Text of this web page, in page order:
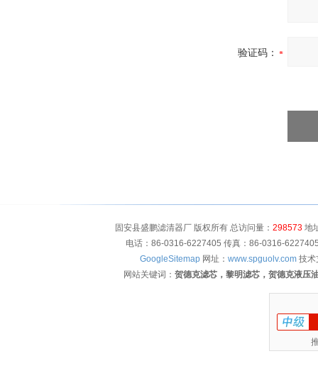
验证码：
固安县盛鹏滤清器厂 版权所有 总访问量： 298573地
电话：86-0316-6227405 传真：86-0316-
GoogleSitemap 网址： www.spguolv.com 技术
网站关键词： 贺德克滤芯，黎明滤芯，贺德克液压